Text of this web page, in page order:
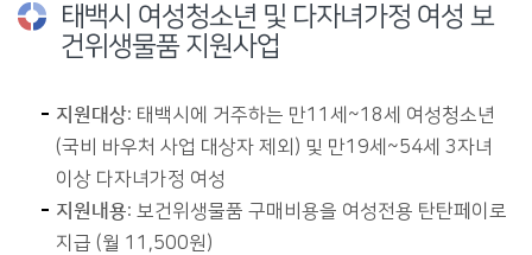
태백시 여성청소년 및 다자녀가정 여성 보
건위생물품 지원사업
지원대상: 태백시에 거주하는 만11세~18세 여성청소년
(국비 바우처 사업 대상자 제외) 및 만19세~54세 3자녀
이상 다자녀가정 여성
지원내용: 보건위생물품 구매비용을 여성전용 탄탄페이로
지급 (월 11,500원)